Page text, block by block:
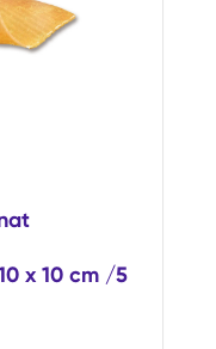
x 10 cm /5